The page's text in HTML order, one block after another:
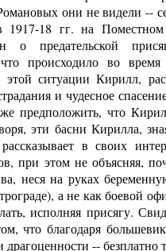
они не видели --
1917-18 гг. на
предательской
происходило во
ситуации Кирилл,
и чудесное
предположить, что
эти басни Кирилла,
в своих
при этом не объясняя,
неся на руках
а не как боевой
исполняя присягу.
что благодаря
-- безплатно